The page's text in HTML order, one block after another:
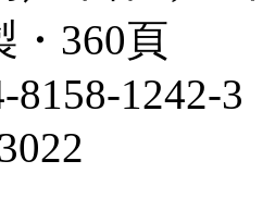
・360頁
8158-1242-3